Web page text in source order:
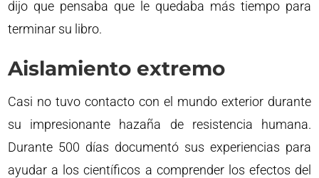
dijo que pensaba que le quedaba más tiempo para
terminar su libro.
Aislamiento extremo
Casi no tuvo contacto con el mundo exterior durante
su impresionante hazaña de resistencia humana.
Durante 500 días documentó sus experiencias para
ayudar a los científicos a comprender los efectos del